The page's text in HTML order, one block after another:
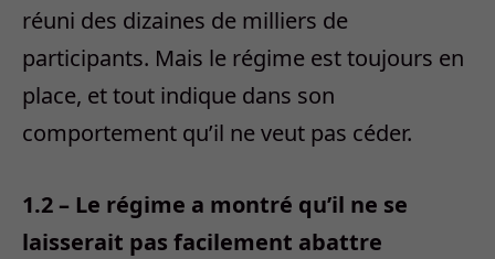
réuni des dizaines de milliers de
participants. Mais le régime est toujours en
place, et tout indique dans son
comportement qu’il ne veut pas céder.
1.2 – Le régime a montré qu’il ne se
laisserait pas facilement abattre